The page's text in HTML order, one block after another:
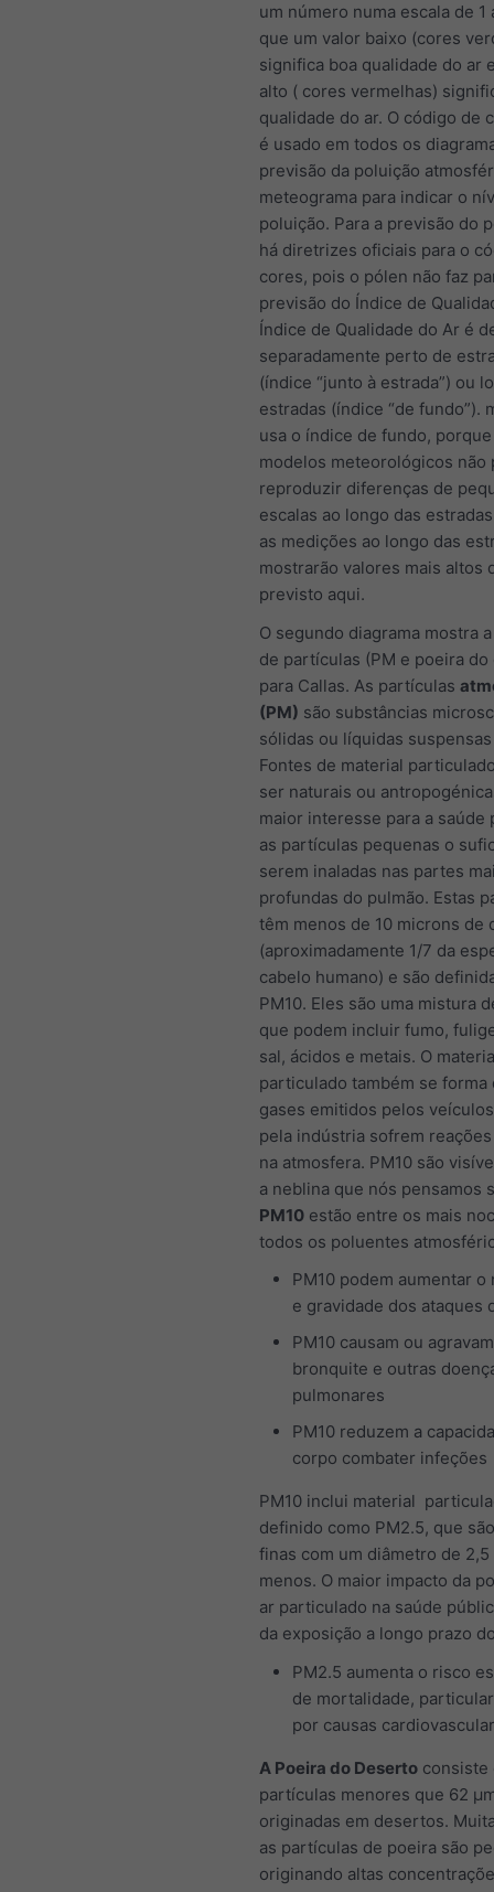
um número numa escala de 1
que um valor baixo (cores
significa boa qualidade do ar
alto ( cores vermelhas)
qualidade do ar. O código de
é usado em todos os
previsão da poluição
meteograma para indicar o
poluição. Para a previsão do
há diretrizes oficiais para o
cores, pois o pólen não faz
previsão do Índice de
Índice de Qualidade do Ar é
separadamente perto de
(índice “junto à estrada”) ou
estradas (índice “de fundo”).
usa o índice de fundo,
modelos meteorológicos não
reproduzir diferenças de
escalas ao longo das
as medições ao longo das
mostrarão valores mais altos
previsto aqui.
O segundo diagrama mostra
de partículas (PM e poeira
para Callas. As partículas
(PM) são substâncias
sólidas ou líquidas
Fontes de material
ser naturais ou
maior interesse para a saúde
as partículas pequenas o
serem inaladas nas partes
profundas do pulmão. Estas
têm menos de 10 microns de
(aproximadamente 1/7 da
cabelo humano) e são
PM10. Eles são uma mistura
que podem incluir fumo,
sal, ácidos e metais. O
particulado também se forma
gases emitidos pelos
pela indústria sofrem
na atmosfera. PM10 são
a neblina que nós pensamos
PM10 estão entre os mais
todos os poluentes
PM10 podem aumentar o
e gravidade dos ataques
PM10 causam ou
bronquite e outras
pulmonares
PM10 reduzem a
corpo combater infeções
PM10 inclui material
definido como PM2.5, que
finas com um diâmetro de 2,5
menos. O maior impacto da
ar particulado na saúde
da exposição a longo prazo
PM2.5 aumenta o risco
de mortalidade,
por causas
A Poeira do Deserto consiste
partículas menores que 62
originadas em desertos.
as partículas de poeira são
originando altas